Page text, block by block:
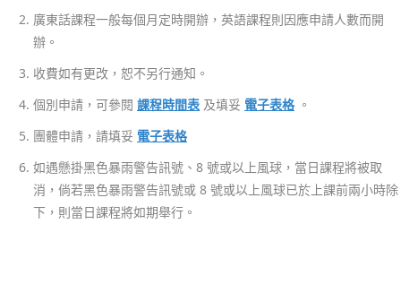
廣東話課程一般每個月定時開辦，英語課程則因應申請人數而開
辦。
收費如有更改，恕不另行通知。
個別申請，可參閱 課程時間表 及填妥 電子表格 。
團體申請，請填妥 電子表格
如遇懸掛黑色暴雨警告訊號、8 號或以上風球，當日課程將被取
消，倘若黑色暴雨警告訊號或 8 號或以上風球已於上課前兩小時除
下，則當日課程將如期舉行。
期
訊
第